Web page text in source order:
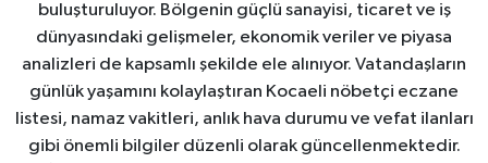
buluşturuluyor. Bölgenin güçlü sanayisi, ticaret ve iş
dünyasındaki gelişmeler, ekonomik veriler ve piyasa
analizleri de kapsamlı şekilde ele alınıyor. Vatandaşların
günlük yaşamını kolaylaştıran Kocaeli nöbetçi eczane
listesi, namaz vakitleri, anlık hava durumu ve vefat ilanları
gibi önemli bilgiler düzenli olarak güncellenmektedir.